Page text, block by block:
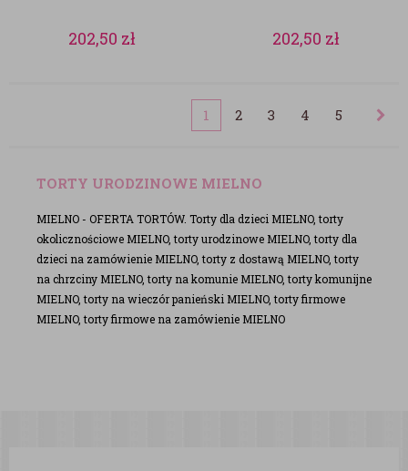
202,50 zł 202,50 zł
1 2 3 4 5
TORTY URODZINOWE MIELNO
MIELNO - OFERTA TORTÓW. Torty dla dzieci MIELNO, torty
okolicznościowe MIELNO, torty urodzinowe MIELNO, torty dla
dzieci na zamówienie MIELNO, torty z dostawą MIELNO, torty
na chrzciny MIELNO, torty na komunie MIELNO, torty komunijne
MIELNO, torty na wieczór panieński MIELNO, torty firmowe
MIELNO, torty firmowe na zamówienie MIELNO